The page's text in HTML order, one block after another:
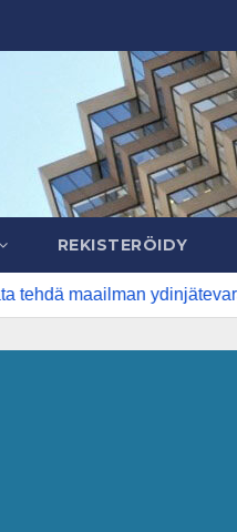
REKISTERÖIDY
maailman ydinjätevarastoa